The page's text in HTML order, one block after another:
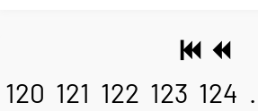
120 121 122 123 124